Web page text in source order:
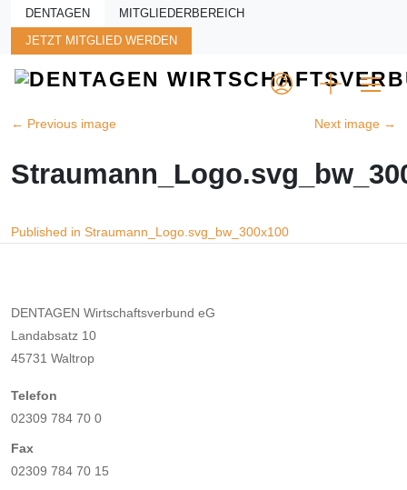
Skip to main content
DENTAGEN MITGLIEDERBEREICH
JETZT MITGLIED WERDEN
← Previous image Next image →
Beitragsnavigation
Published in Straumann_Logo.svg_bw_300x100
DENTAGEN Wirtschaftsverbund eG
Landabsatz 10
45731 Waltrop
Telefon
02309 784 70 0
Fax
02309 784 70 15